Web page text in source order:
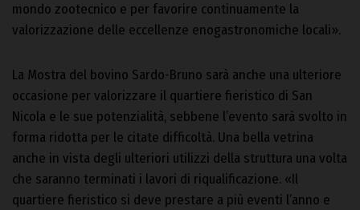
mondo zootecnico e per favorire continuamente la
valorizzazione delle eccellenze enogastronomiche locali».
La Mostra del bovino Sardo-Bruno sarà anche una ulteriore
occasione per valorizzare il quartiere fieristico di San
Nicola e le sue potenzialità, sebbene l’evento sarà svolto in
forma ridotta per le citate difficoltà. Una bella vetrina
anche in vista degli ulteriori utilizzi della struttura una volta
che saranno terminati i lavori di riqualificazione. «Il
quartiere fieristico si deve prestare a più eventi l’anno e